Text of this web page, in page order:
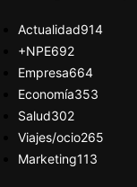
Actualidad914
+NPE692
Empresa664
Economía353
Salud302
Viajes/ocio265
Marketing113